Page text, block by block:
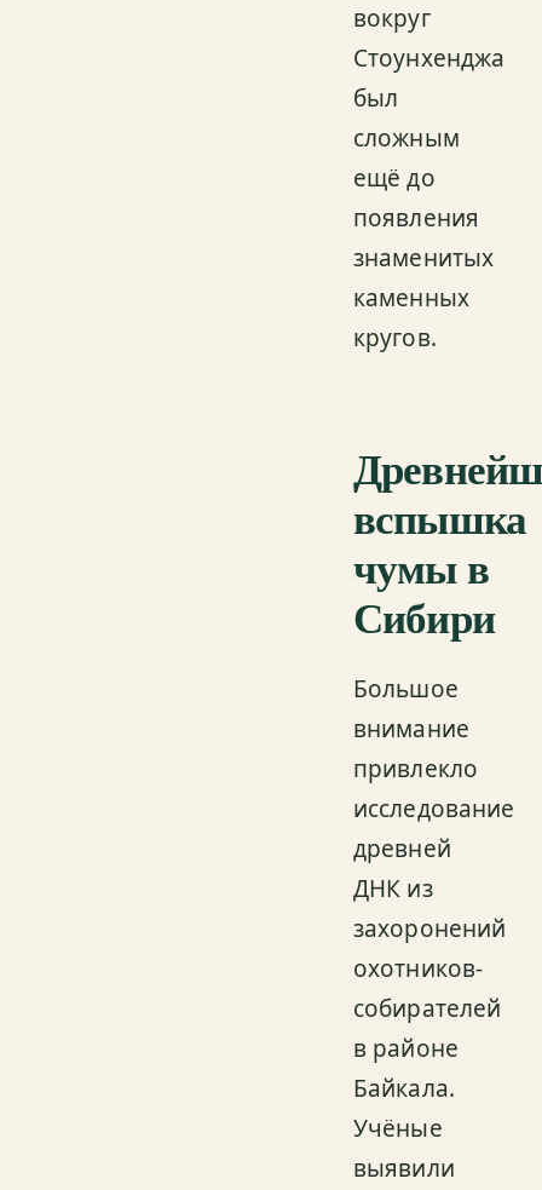
вокруг
Стоунхенджа
был
сложным
ещё до
появления
знаменитых
каменных
кругов.
вспышка
чумы в
Сибири
Большое
внимание
привлекло
исследование
древней
ДНК из
захоронений
охотников-
собирателей
в районе
Байкала.
Учёные
выявили